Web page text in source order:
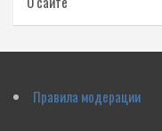
Правила модерации